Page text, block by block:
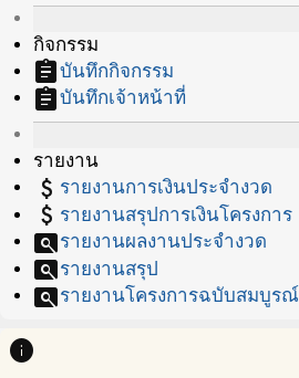
กิจกรรม
assignmentบันทึกกิจกรรม
assignmentบันทึกเจ้าหน้าที่
รายงาน
attach_money รายงานการเงินประจำงวด
attach_money รายงานสรุปการเงินโครงการ
pageviewรายงานผลงานประจำงวด
pageviewรายงานสรุป
pageviewรายงานโครงการฉบับสมบูรณ์
info